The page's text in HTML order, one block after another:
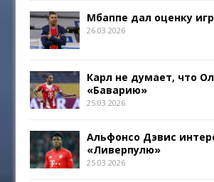
Мбаппе дал оценку
26.03.2026
Карл не думает, что
«Баварию»
25.03.2026
Альфонсо Дэвис
«Ливерпулю»
25.03.2026